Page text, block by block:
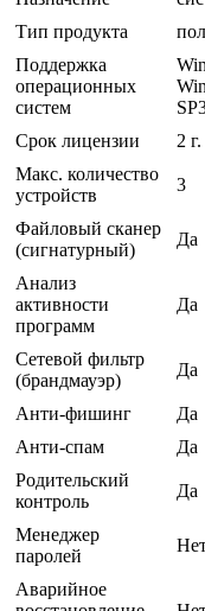
Тип продукта
Поддержка
операционных
систем
Срок лицензии
2 г.
Макс. количество
устройств
3
Файловый сканер
(сигнатурный)
Да
Анализ
активности
программ
Да
Сетевой фильтр
(брандмауэр)
Да
Анти-фишинг
Да
Анти-спам
Да
Родительский
контроль
Да
Менеджер
паролей
Аварийное